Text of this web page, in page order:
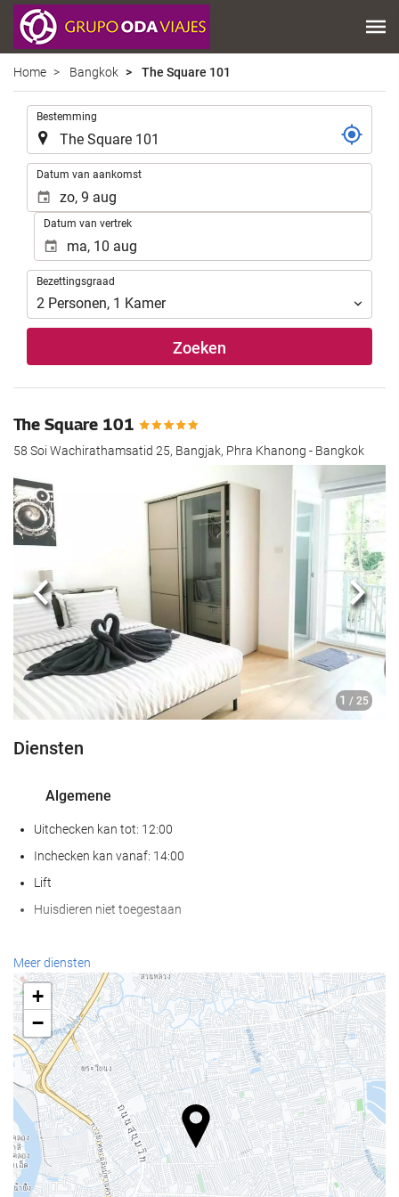
Home Bangkok The Square 101
Bestemming
Datum van aankomst
Datum van vertrek
Bezettingsgraad
Bezettingsgraad
2 Personen, 1 Kamer
Zoeken
The Square 101
58 Soi Wachirathamsatid 25, Bangjak, Phra Khanong - Bangkok
1 / 25
Vorige
Diensten
Algemene
Uitchecken kan tot: 12:00
Inchecken kan vanaf: 14:00
Lift
Huisdieren niet toegestaan
Eten en drinken
À-la-carterestaurant
Koffiebar bij de accommodatie
Wellness
Spa
Gymzaal
Receptiediensten
Meer diensten
+
−